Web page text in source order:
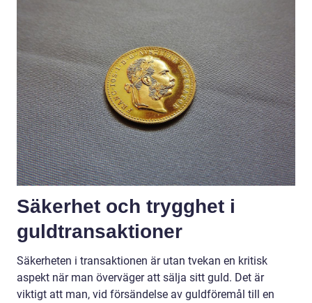
Säkerhet och trygghet i
guldtransaktioner
Säkerheten i transaktionen är utan tvekan en kritisk
aspekt när man överväger att sälja sitt guld. Det är
viktigt att man, vid försändelse av guldföremål till en